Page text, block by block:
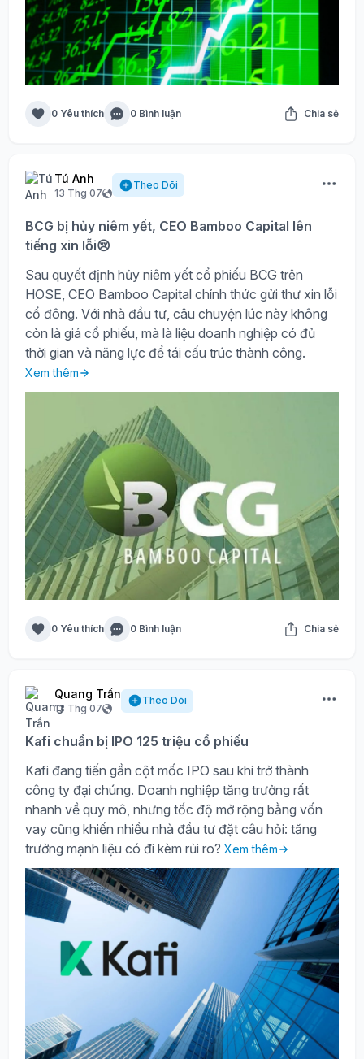
0 Yêu thích 0 Bình luận Chia sẻ
Tú Anh
13 Thg 07
Theo Dõi
BCG bị hủy niêm yết, CEO Bamboo Capital lên
tiếng xin lỗi😢
Sau quyết định hủy niêm yết cổ phiếu BCG trên
HOSE, CEO Bamboo Capital chính thức gửi thư xin lỗi
cổ đông. Với nhà đầu tư, câu chuyện lúc này không
còn là giá cổ phiếu, mà là liệu doanh nghiệp có đủ
thời gian và năng lực để tái cấu trúc thành công.
Xem thêm
0 Yêu thích 0 Bình luận Chia sẻ
Quang Trần
13 Thg 07
Theo Dõi
Kafi chuẩn bị IPO 125 triệu cổ phiếu
Kafi đang tiến gần cột mốc IPO sau khi trở thành
công ty đại chúng. Doanh nghiệp tăng trưởng rất
nhanh về quy mô, nhưng tốc độ mở rộng bằng vốn
vay cũng khiến nhiều nhà đầu tư đặt câu hỏi: tăng
trưởng mạnh liệu có đi kèm rủi ro? Xem thêm